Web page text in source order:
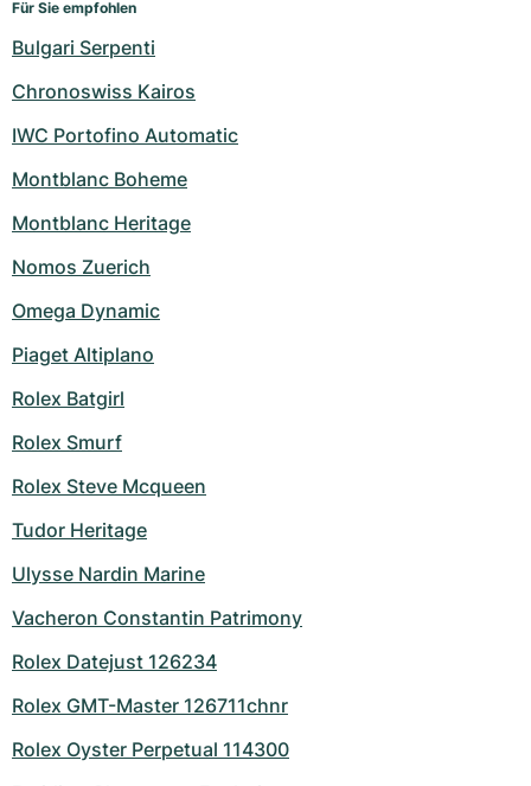
Für Sie empfohlen
Bulgari Serpenti
Chronoswiss Kairos
IWC Portofino Automatic
Montblanc Boheme
Montblanc Heritage
Nomos Zuerich
Omega Dynamic
Piaget Altiplano
Rolex Batgirl
Rolex Smurf
Rolex Steve Mcqueen
Tudor Heritage
Ulysse Nardin Marine
Vacheron Constantin Patrimony
Rolex Datejust 126234
Rolex GMT-Master 126711chnr
Rolex Oyster Perpetual 114300